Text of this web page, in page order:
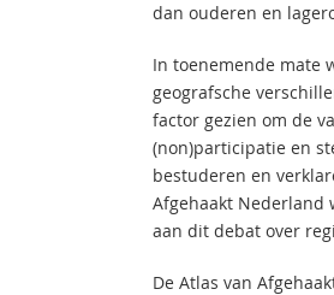
dan ouderen en
In toenemende mate
geografsche
factor gezien om de
(non)participatie en
bestuderen en
Afgehaakt Nederland
aan dit debat over
De Atlas van